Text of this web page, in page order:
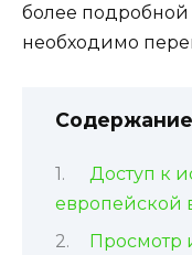
более подробной
необходимо
Содержание
Доступ к
европейской
Просмотр